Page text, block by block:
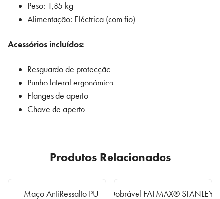
Peso: 1,85 kg
Alimentação: Eléctrica (com fio)
Acessórios incluídos:
Resguardo de protecção
Punho lateral ergonómico
Flanges de aperto
Chave de aperto
Produtos Relacionados
This